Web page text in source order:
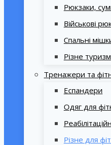
Рюкзаки,
Військові
Спальні
Різне туризм
Тренажери та
Еспандери
Одяг для
Різне для